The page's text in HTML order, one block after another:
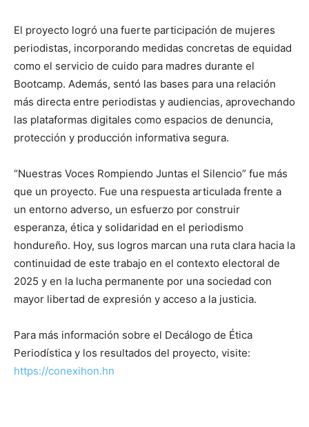
El proyecto logró una fuerte participación de mujeres
periodistas, incorporando medidas concretas de equidad
como el servicio de cuido para madres durante el
Bootcamp. Además, sentó las bases para una relación
más directa entre periodistas y audiencias, aprovechando
las plataformas digitales como espacios de denuncia,
protección y producción informativa segura.
“Nuestras Voces Rompiendo Juntas el Silencio” fue más
que un proyecto. Fue una respuesta articulada frente a
un entorno adverso, un esfuerzo por construir
esperanza, ética y solidaridad en el periodismo
hondureño. Hoy, sus logros marcan una ruta clara hacia la
continuidad de este trabajo en el contexto electoral de
2025 y en la lucha permanente por una sociedad con
mayor libertad de expresión y acceso a la justicia.
Para más información sobre el Decálogo de Ética
Periodística y los resultados del proyecto, visite:
https://conexihon.hn